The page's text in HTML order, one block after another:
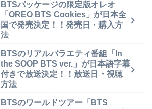
BTSパッケージの限定版オレオ
「OREO BTS Cookies」が日本全
国で発売決定！！発売日・購入方
法
BTSのリアルバラエティ番組「In
the SOOP BTS ver.」が日本語字幕
付きで放送決定！！放送日・視聴
方法
BTSのワールドツアー「BTS